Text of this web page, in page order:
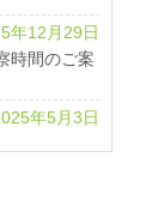
年12月29日
時間のご案
年5月3日